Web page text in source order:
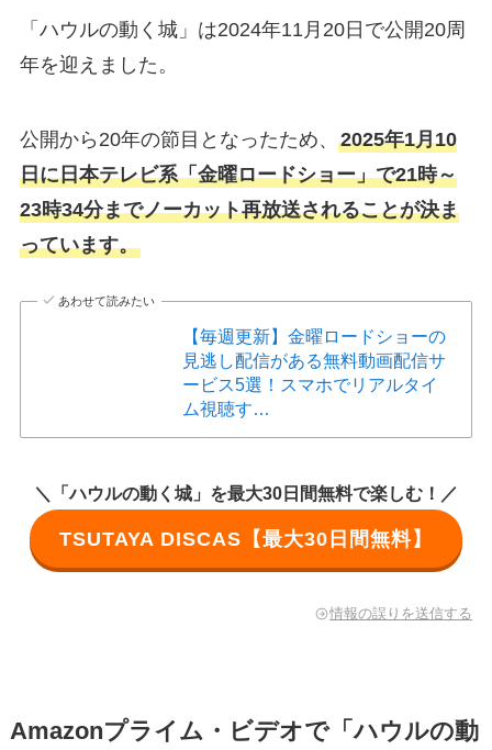
「ハウルの動く城」は2024年11月20日で公開20周
年を迎えました。
公開から20年の節目となったため、 2025年1月10
日に日本テレビ系「金曜ロードショー」で21時～
23時34分までノーカット再放送されることが決ま
っています。
あわせて読みたい
【毎週更新】金曜ロードショーの
見逃し配信がある無料動画配信サ
ービス5選！スマホでリアルタイ
ム視聴す…
＼「ハウルの動く城」を最大30日間無料で楽しむ！／
TSUTAYA DISCAS【最大30日間無料】
情報の誤りを送信する
Amazonプライム・ビデオで「ハウルの動